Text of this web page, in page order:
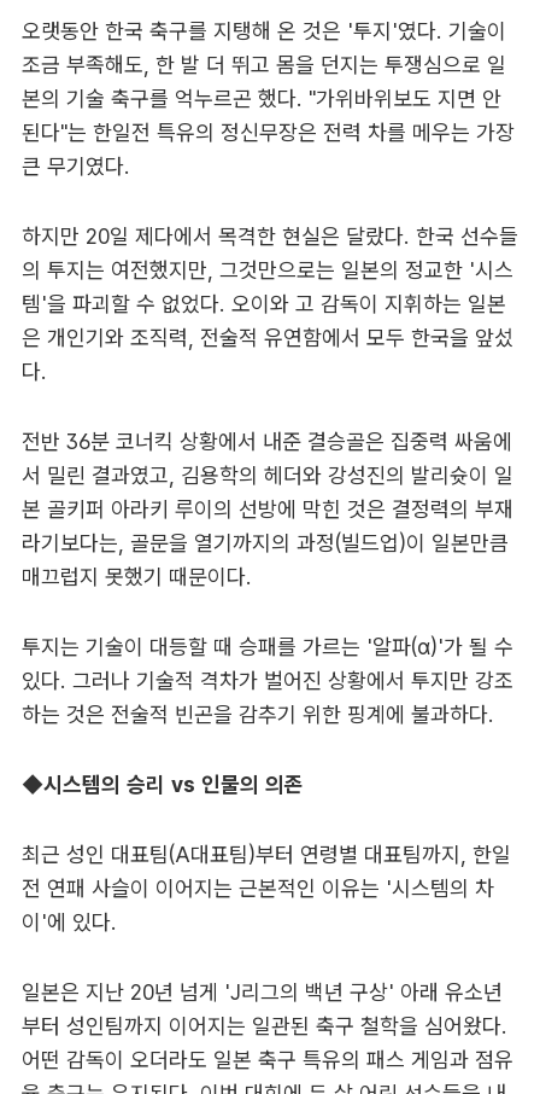
오랫동안 한국 축구를 지탱해 온 것은 '투지'였다. 기술이
조금 부족해도, 한 발 더 뛰고 몸을 던지는 투쟁심으로 일
본의 기술 축구를 억누르곤 했다. "가위바위보도 지면 안
된다"는 한일전 특유의 정신무장은 전력 차를 메우는 가장
큰 무기였다.
하지만 20일 제다에서 목격한 현실은 달랐다. 한국 선수들
의 투지는 여전했지만, 그것만으로는 일본의 정교한 '시스
템'을 파괴할 수 없었다. 오이와 고 감독이 지휘하는 일본
은 개인기와 조직력, 전술적 유연함에서 모두 한국을 앞섰
다.
전반 36분 코너킥 상황에서 내준 결승골은 집중력 싸움에
서 밀린 결과였고, 김용학의 헤더와 강성진의 발리슛이 일
본 골키퍼 아라키 루이의 선방에 막힌 것은 결정력의 부재
라기보다는, 골문을 열기까지의 과정(빌드업)이 일본만큼
매끄럽지 못했기 때문이다.
투지는 기술이 대등할 때 승패를 가르는 '알파(α)'가 될 수
있다. 그러나 기술적 격차가 벌어진 상황에서 투지만 강조
하는 것은 전술적 빈곤을 감추기 위한 핑계에 불과하다.
◆시스템의 승리 vs 인물의 의존
최근 성인 대표팀(A대표팀)부터 연령별 대표팀까지, 한일
전 연패 사슬이 이어지는 근본적인 이유는 '시스템의 차
이'에 있다.
일본은 지난 20년 넘게 'J리그의 백년 구상' 아래 유소년
부터 성인팀까지 이어지는 일관된 축구 철학을 심어왔다.
어떤 감독이 오더라도 일본 축구 특유의 패스 게임과 점유